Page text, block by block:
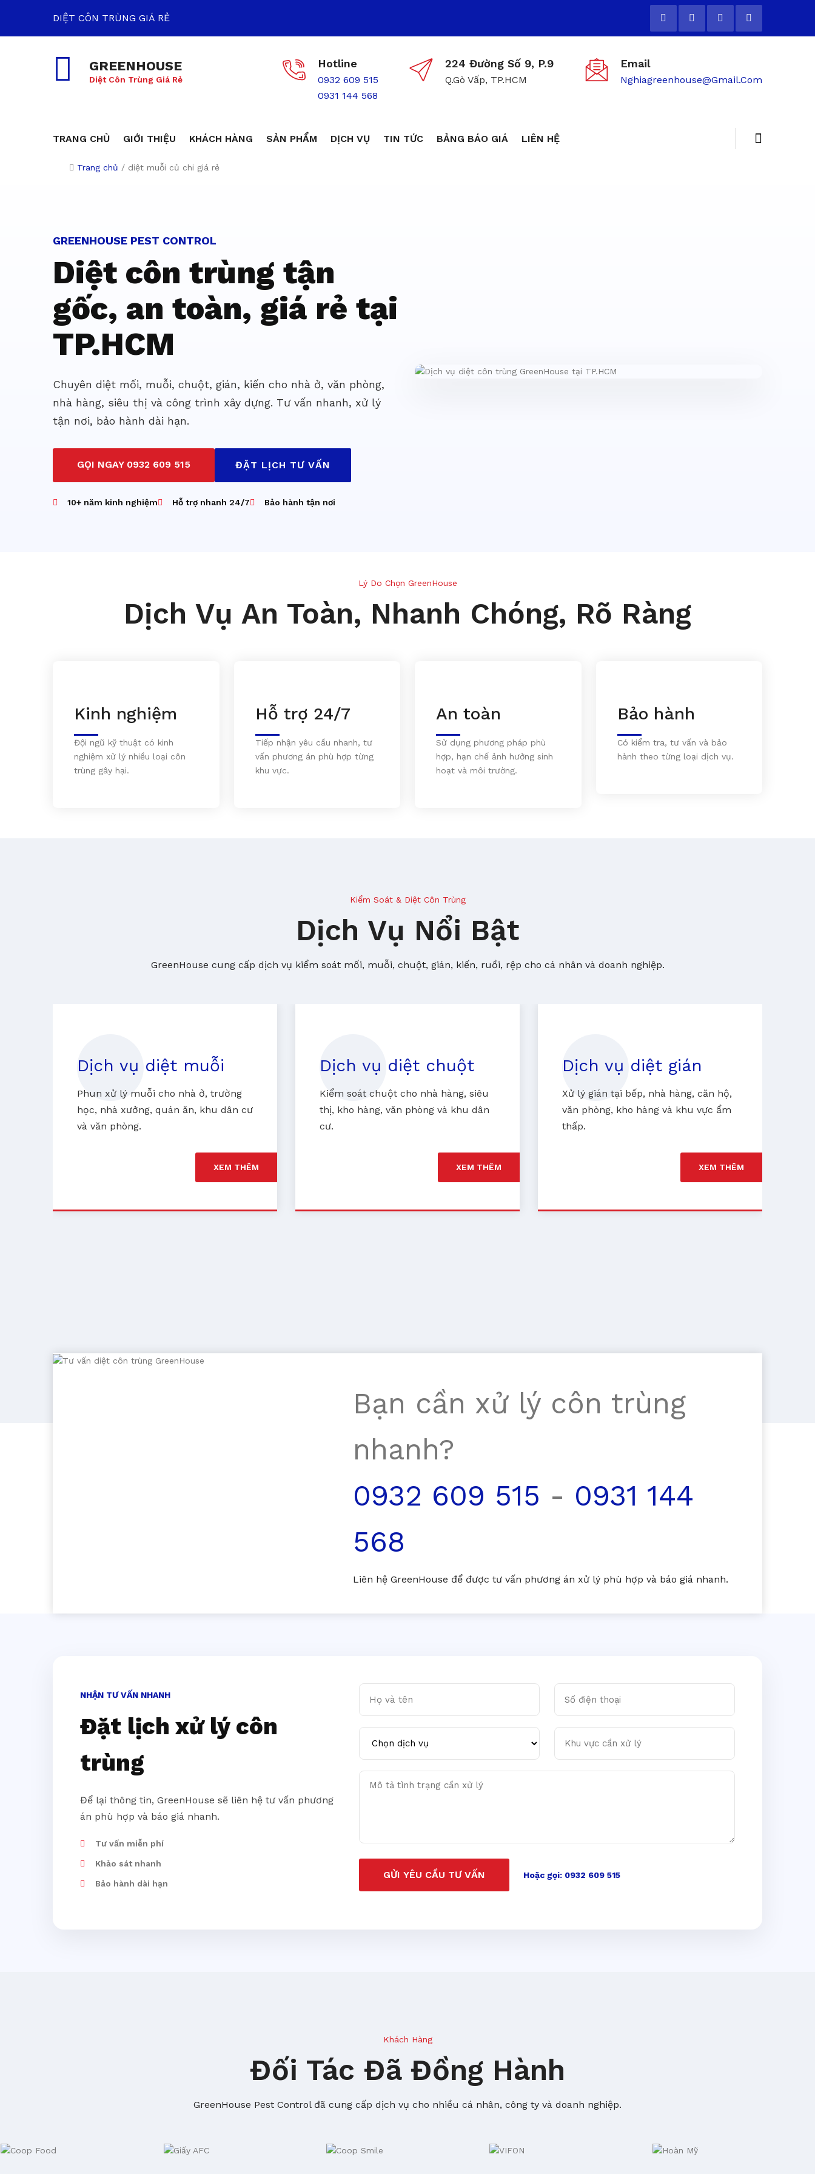
DIỆT CÔN TRÙNG GIÁ RẺ
GREENHOUSE
Diệt Côn Trùng Giá Rẻ
Hotline
0932 609 515
0931 144 568
224 Đường Số 9, P.9
Q.Gò Vấp, TP.HCM
Email
Nghiagreenhouse@gmail.com
TRANG CHỦ GIỚI THIỆU KHÁCH HÀNG SẢN PHẨM DỊCH VỤ TIN TỨC BẢNG BÁO GIÁ LIÊN HỆ
Trang chủ / diệt muỗi củ chi giá rẻ
GREENHOUSE PEST CONTROL
Diệt côn trùng tận
gốc, an toàn, giá rẻ tại
TP.HCM
Chuyên diệt mối, muỗi, chuột, gián, kiến cho nhà ở, văn phòng,
nhà hàng, siêu thị và công trình xây dựng. Tư vấn nhanh, xử lý
tận nơi, bảo hành dài hạn.
GỌI NGAY 0932 609 515 ĐẶT LỊCH TƯ VẤN
10+ năm kinh nghiệm Hỗ trợ nhanh 24/7 Bảo hành tận nơi
Lý Do Chọn GreenHouse
Dịch Vụ An Toàn, Nhanh Chóng, Rõ Ràng
Kinh nghiệm
Đội ngũ kỹ thuật có kinh
nghiệm xử lý nhiều loại côn
trùng gây hại.
Hỗ trợ 24/7
Tiếp nhận yêu cầu nhanh, tư
vấn phương án phù hợp từng
khu vực.
An toàn
Sử dụng phương pháp phù
hợp, hạn chế ảnh hưởng sinh
hoạt và môi trường.
Bảo hành
Có kiểm tra, tư vấn và bảo
hành theo từng loại dịch vụ.
Kiểm Soát & Diệt Côn Trùng
Dịch Vụ Nổi Bật
GreenHouse cung cấp dịch vụ kiểm soát mối, muỗi, chuột, gián, kiến, ruồi, rệp cho cá nhân và doanh nghiệp.
Dịch vụ diệt muỗi
Phun xử lý muỗi cho nhà ở, trường
học, nhà xưởng, quán ăn, khu dân cư
và văn phòng.
XEM THÊM
Dịch vụ diệt chuột
Kiểm soát chuột cho nhà hàng, siêu
thị, kho hàng, văn phòng và khu dân
cư.
XEM THÊM
Dịch vụ diệt gián
Xử lý gián tại bếp, nhà hàng, căn hộ,
văn phòng, kho hàng và khu vực ẩm
thấp.
XEM THÊM
Bạn cần xử lý côn trùng
nhanh?
0932 609 515 - 0931 144
568
Liên hệ GreenHouse để được tư vấn phương án xử lý phù hợp và báo giá nhanh.
NHẬN TƯ VẤN NHANH
Đặt lịch xử lý côn
trùng
Để lại thông tin, GreenHouse sẽ liên hệ tư vấn phương
án phù hợp và báo giá nhanh.
Tư vấn miễn phí
Khảo sát nhanh
Bảo hành dài hạn
Họ và tên Số điện thoại
Chọn dịch vụ Khu vực cần xử lý
Mô tả tình trạng cần xử lý
GỬI YÊU CẦU TƯ VẤN Hoặc gọi: 0932 609 515
Khách Hàng
Đối Tác Đã Đồng Hành
GreenHouse Pest Control đã cung cấp dịch vụ cho nhiều cá nhân, công ty và doanh nghiệp.